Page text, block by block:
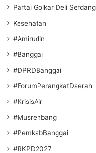
Partai Golkar Deli Serdang
Kesehatan
#Amirudin
#Banggai
#DPRDBanggai
#ForumPerangkatDaerah
#KrisisAir
#Musrenbang
#PemkabBanggai
#RKPD2027